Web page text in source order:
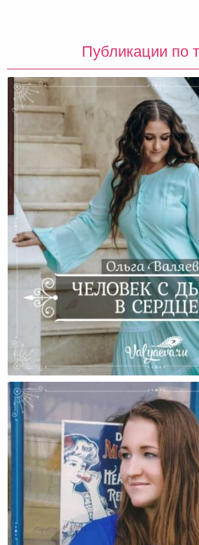
Публикации по
Человек С Дырой В